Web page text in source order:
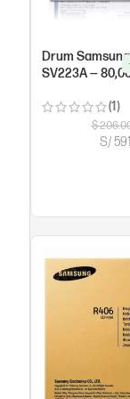
Drum
SV223A —
(1)
$
S/